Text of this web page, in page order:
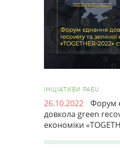
ІНІЦІАТИВИ PAEU
26.10.2022
Форум
довкола green
економіки